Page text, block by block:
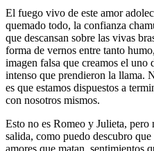
El fuego vivo de este amor
quemado todo, la confianza
que descansan sobre las vivas
forma de vernos entre tanto
imagen falsa que creamos el uno
intenso que prendieron la llama.
es que estamos dispuestos a
con nosotros mismos.
Esto no es Romeo y Julieta, pero
salida, como puedo descubro
amores que matan, sentimientos